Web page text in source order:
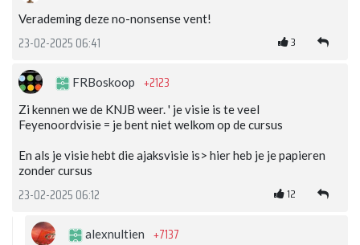
Verademing deze no-nonsense vent!
23-02-2025 06:41 3
FRBoskoop +2123
Zi kennen we de KNJB weer. ' je visie is te veel
Feyenoordvisie = je bent niet welkom op de cursus
En als je visie hebt die ajaksvisie is> hier heb je je papieren
zonder cursus
23-02-2025 06:12 12
alexnultien +7137